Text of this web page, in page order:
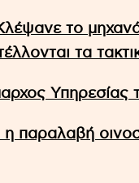
το
τα
Υπηρεσίας
η παραλαβή